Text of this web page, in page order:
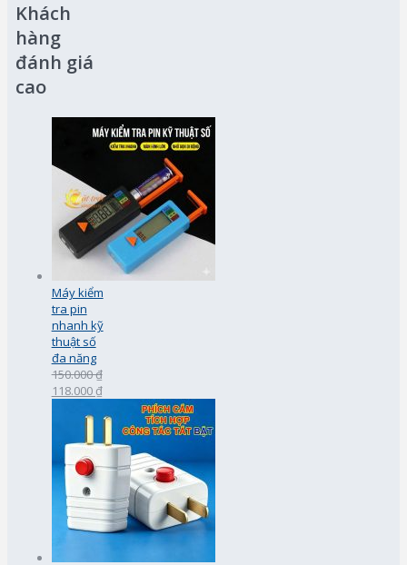
Khách
hàng
đánh giá
cao
Máy kiểm
tra pin
nhanh kỹ
thuật số
đa năng
150.000 ₫
118.000 ₫